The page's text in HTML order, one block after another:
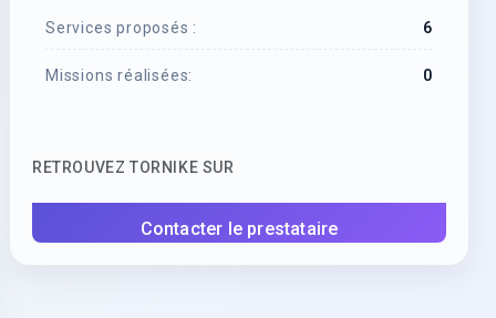
Services proposés : 6
Missions réalisées: 0
RETROUVEZ TORNIKE SUR
Contacter le prestataire